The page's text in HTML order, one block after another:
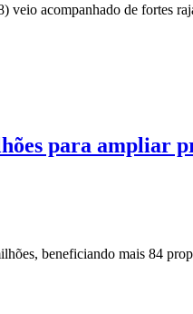
veio acompanhado de fortes
para
beneficiando mais 84